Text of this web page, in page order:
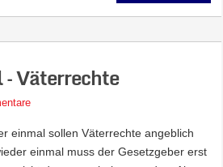
Väterrechte
einmal sollen Väterrechte angeblich
einmal muss der Gesetzgeber erst